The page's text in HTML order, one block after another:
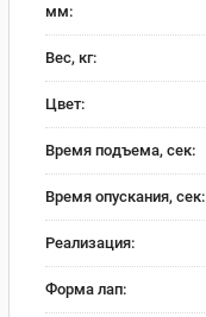
мм:
Вес, кг:
Цвет:
Время подъема, сек:
Время опускания, сек:
Реализация:
Форма лап: